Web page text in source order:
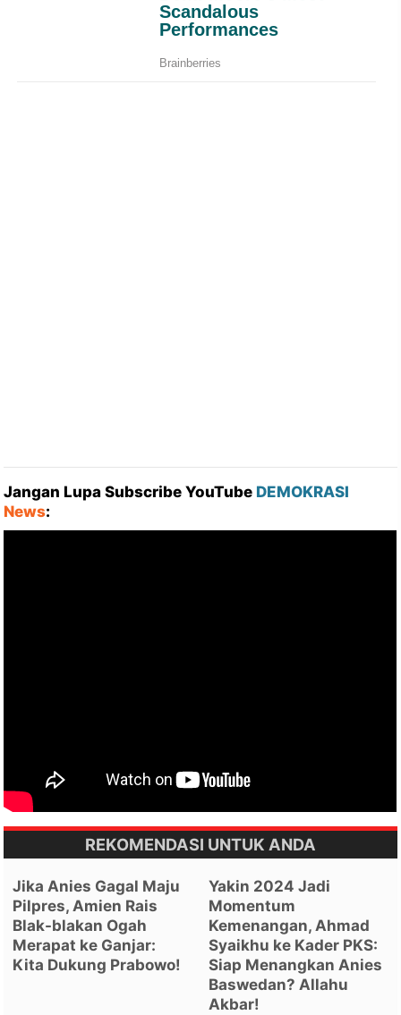
Jangan Lupa Subscribe YouTube DEMOKRASI
News:
REKOMENDASI UNTUK ANDA
Jika Anies Gagal Maju
Pilpres, Amien Rais
Blak-blakan Ogah
Merapat ke Ganjar:
Kita Dukung Prabowo!
Yakin 2024 Jadi
Momentum
Kemenangan, Ahmad
Syaikhu ke Kader PKS:
Siap Menangkan Anies
Baswedan? Allahu
Akbar!